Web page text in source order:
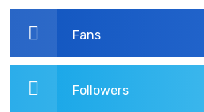
Fans
Followers